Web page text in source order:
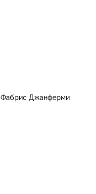
Фабрис Джанферми